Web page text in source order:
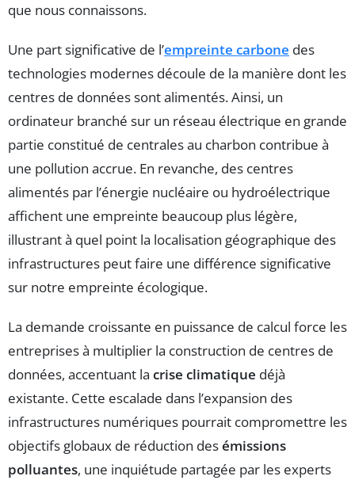
que nous connaissons.
Une part significative de l’empreinte carbone des
technologies modernes découle de la manière dont les
centres de données sont alimentés. Ainsi, un
ordinateur branché sur un réseau électrique en grande
partie constitué de centrales au charbon contribue à
une pollution accrue. En revanche, des centres
alimentés par l’énergie nucléaire ou hydroélectrique
affichent une empreinte beaucoup plus légère,
illustrant à quel point la localisation géographique des
infrastructures peut faire une différence significative
sur notre empreinte écologique.
La demande croissante en puissance de calcul force les
entreprises à multiplier la construction de centres de
données, accentuant la crise climatique déjà
existante. Cette escalade dans l’expansion des
infrastructures numériques pourrait compromettre les
objectifs globaux de réduction desémissions
polluantes, une inquiétude partagée par les experts